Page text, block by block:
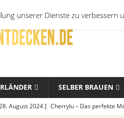
SELBER BRAUEN
August 2024 ] Cherrylu – Das perfekte
unserer Dienste zu